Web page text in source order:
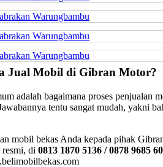
Jual Mobil di Gibran Motor?
adalah bagaimana proses penjualan
tentu sangat mudah, yakni
mobil bekas Anda kepada pihak
di 0813 1870 5136 / 0878 9685